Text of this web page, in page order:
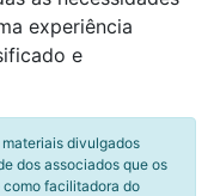
experiência
e
divulgados
dos associados que os
facilitadora do